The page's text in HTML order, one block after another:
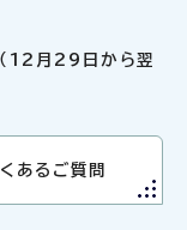
（12月29日から翌
あるご質問